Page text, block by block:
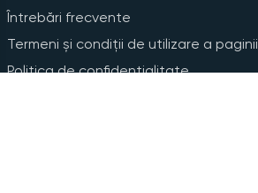
Întrebări frecvente
Termeni și condiții de utilizare a paginii
Politica de confidențialitate